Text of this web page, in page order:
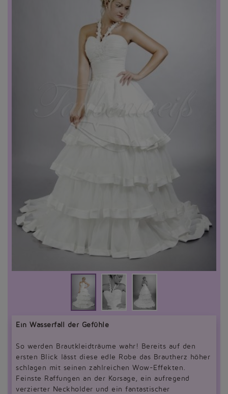
Ein Wasserfall der Gefühle
So werden Brautkleidträume wahr! Bereits auf den
ersten Blick lässt diese edle Robe das Brautherz höher
schlagen mit seinen zahlreichen Wow-Effekten.
Feinste Raffungen an der Korsage, ein aufregend
verzierter Neckholder und ein fantastischer